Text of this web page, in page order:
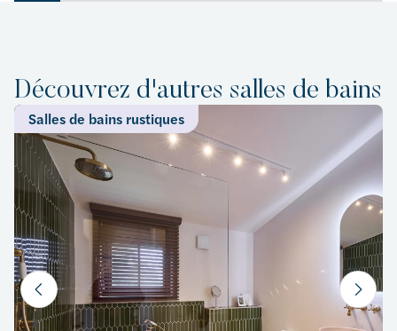
Découvrez d'autres salles de bains
Salles de bains rustiques